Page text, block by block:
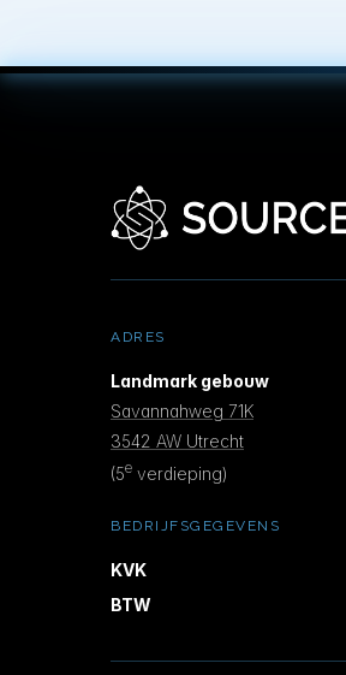
ADRES
Landmark gebouw
Savannahweg 71K
3542 AW Utrecht
(5e verdieping)
BEDRIJFSGEGEVENS
KVK
BTW